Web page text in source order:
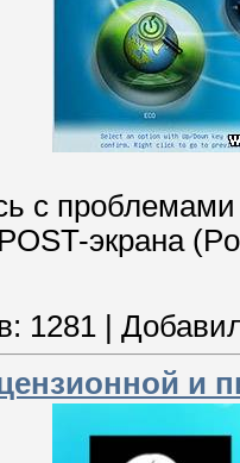
с
экрана
1281
и